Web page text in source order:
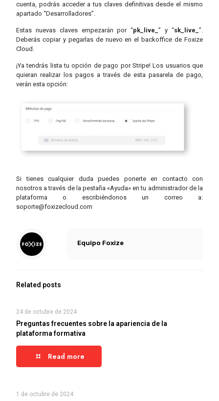
cuenta, podrás acceder a tus claves definitivas desde el mismo
apartado “Desarrolladores”.
Estas nuevas claves empezarán por “pk_live_” y “sk_live_”.
Deberás copiar y pegarlas de nuevo en el backoffice de Foxize
Cloud.
¡Ya tendrás lista tu opción de pago por Stripe! Los usuarios que
quieran realizar los pagos a través de esta pasarela de pago,
verán esta opción:
Si tienes cualquier duda puedes ponerte en contacto con
nosotros a través de la pestaña «Ayuda» en tu administrador de la
plataforma o escribiéndonos un correo a:
soporte@foxizecloud.com
Equipo Foxize
Related posts
24 de octubre de 2024
Preguntas frecuentes sobre la apariencia de la
plataforma formativa
Read more
1 de octubre de 2024